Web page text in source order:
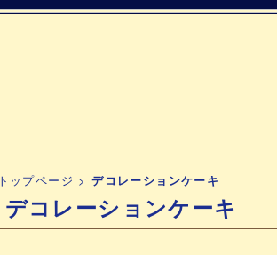
トップページ >デコレーションケーキ
デコレーションケーキ